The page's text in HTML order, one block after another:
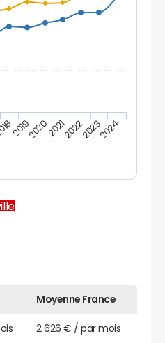
201920202021202220232024
Moyenne France
2 626 € / par mois